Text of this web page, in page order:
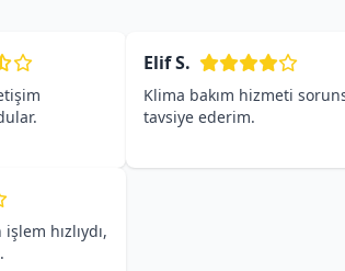
Elif S.
Klima bakım hizmeti
tavsiye ederim.
hızlıydı,